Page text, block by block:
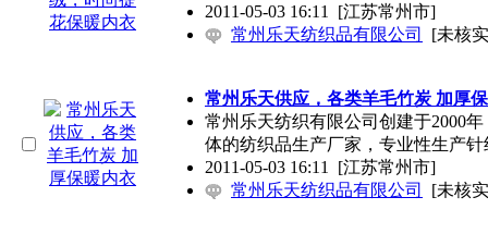
2011-05-03 16:11 [江苏常州市]
常州乐天纺织品有限公司
[未核
常州乐天供应，各类羊毛竹炭 加厚
常州乐天纺织有限公司创建于2000
体的纺织品生产厂家，专业性生产针
2011-05-03 16:11 [江苏常州市]
常州乐天纺织品有限公司
[未核